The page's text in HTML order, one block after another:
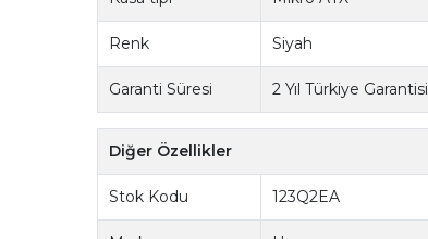
Renk Siyah
Garanti Süresi 2 Yıl Türkiye Garantisi
Diğer Özellikler
Stok Kodu 123Q2EA